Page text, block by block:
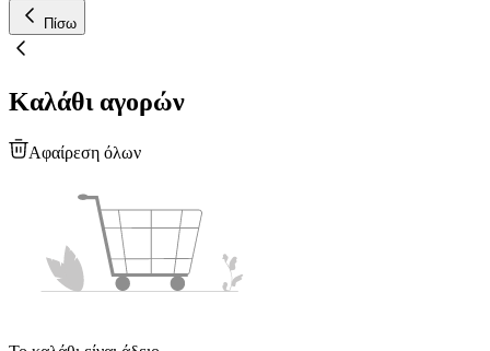
Πίσω
Καλάθι αγορών
Αφαίρεση όλων